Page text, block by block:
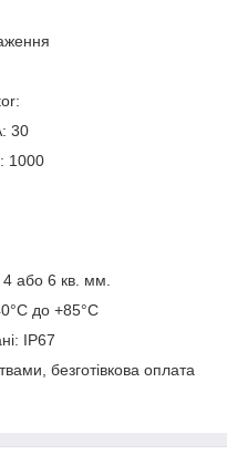
30
1000
або 6 кв. мм.
до +85°C
IP67
безготівкова оплата